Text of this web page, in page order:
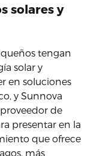
solares y
tengan
solar y
en soluciones
y Sunnova
de
presentar en la
que ofrece
más